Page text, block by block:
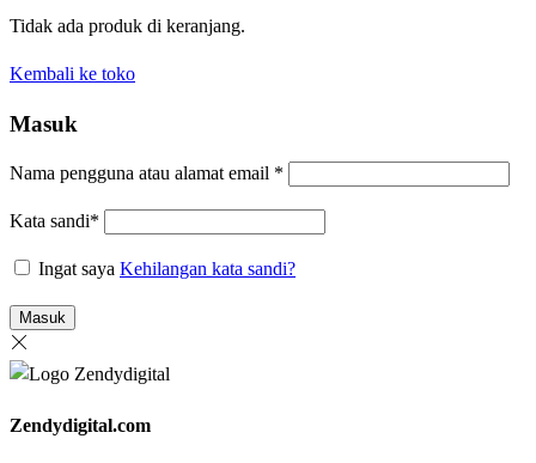
Tidak ada produk di keranjang.
Kembali ke toko
Masuk
Nama pengguna atau alamat email *
Kata sandi*
Ingat saya Kehilangan kata sandi?
Masuk
Zendydigital.com